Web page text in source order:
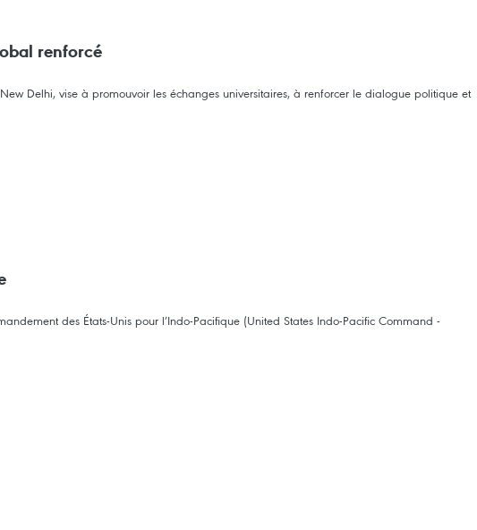
renforcé
Delhi, vise à promouvoir les échanges universitaires, à renforcer le dialogue politique et
des États-Unis pour l’Indo-Pacifique (United States Indo-Pacific Command -